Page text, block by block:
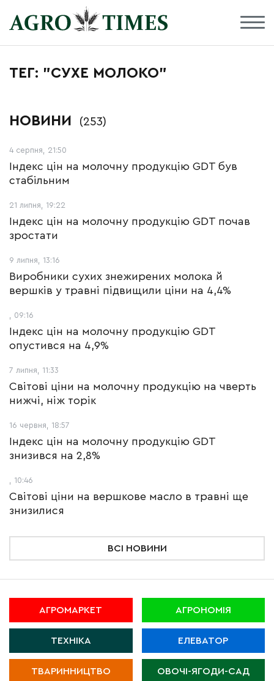
ТЕГ: "СУХЕ МОЛОКО"
НОВИНИ (253)
4 серпня, 21:50
Індекс цін на молочну продукцію GDT був
стабільним
21 липня, 19:22
Індекс цін на молочну продукцію GDT почав
зростати
9 липня, 13:16
Виробники сухих знежирених молока й
вершків у травні підвищили ціни на 4,4%
, 09:16
Індекс цін на молочну продукцію GDT
опустився на 4,9%
7 липня, 11:33
Світові ціни на молочну продукцію на чверть
нижчі, ніж торік
16 червня, 18:57
Індекс цін на молочну продукцію GDT
знизився на 2,8%
, 10:46
Світові ціни на вершкове масло в травні ще
знизилися
ВСІ НОВИНИ
АГРОМАРКЕТ АГРОНОМІЯ
ТЕХНІКА ЕЛЕВАТОР
ТВАРИННИЦТВО ОВОЧІ-ЯГОДИ-САД